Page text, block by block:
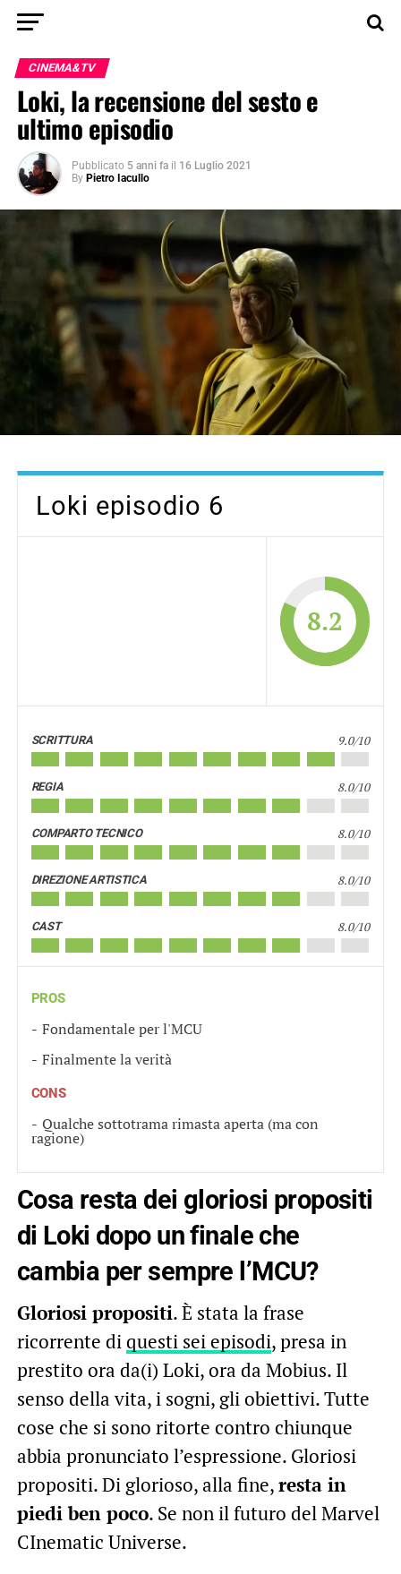
CINEMA&TV
Loki, la recensione del sesto e
ultimo episodio
Pubblicato 5 anni fa il 16 Luglio 2021
By Pietro Iacullo
Loki episodio 6
8.2
SCRITTURA 9.0/10
REGIA 8.0/10
COMPARTO TECNICO 8.0/10
DIREZIONE ARTISTICA 8.0/10
CAST 8.0/10
PROS
Fondamentale per l'MCU
Finalmente la verità
CONS
Qualche sottotrama rimasta aperta (ma con
ragione)
Cosa resta dei gloriosi propositi
di Loki dopo un finale che
cambia per sempre l’MCU?
Gloriosi propositi. È stata la frase
ricorrente diquesti sei episodi, presa in
prestito ora da(i) Loki, ora da Mobius. Il
senso della vita, i sogni, gli obiettivi. Tutte
cose che si sono ritorte contro chiunque
abbia pronunciato l’espressione. Gloriosi
propositi. Di glorioso, alla fine,resta in
piedi ben poco. Se non il futuro del Marvel
CInematic Universe.